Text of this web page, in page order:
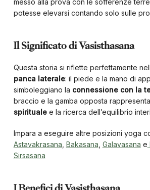
messo alla prova con le sofferenze
potesse elevarsi contando solo sulle
Il Significato di Vasisthasana
Questa storia si riflette perfettamente
panca laterale: il piede e la mano di
simboleggiano la connessione con la
braccio e la gamba opposta
spiritualee la ricerca dell’equilibrio
Impara a eseguire altre posizioni yoga
Astavakrasana Bakasana Galavasana e
Sirsasana
I Benefici di Vasisthasana